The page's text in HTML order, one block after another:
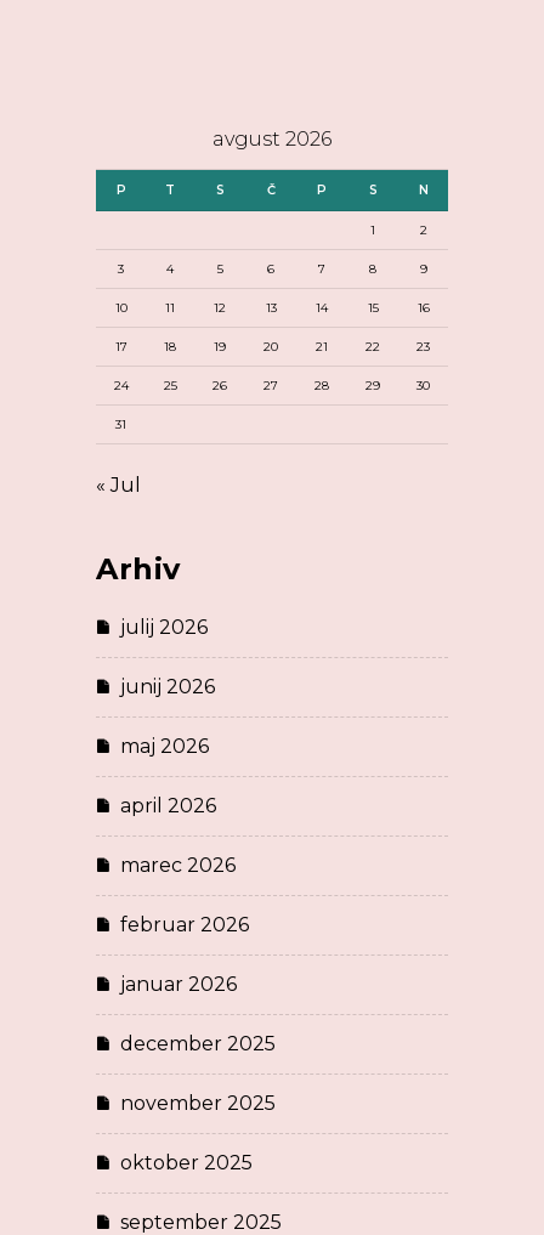
avgust 2026
P T S Č P S N
1 2
3 4 5 6 7 8 9
10 11 12 13 14 15 16
17 18 19 20 21 22 23
24 25 26 27 28 29 30
31
« Jul
Arhiv
julij 2026
junij 2026
maj 2026
april 2026
marec 2026
februar 2026
januar 2026
december 2025
november 2025
oktober 2025
september 2025